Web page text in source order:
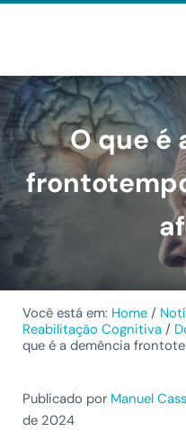
Aplicativo de estimulação
O que é
Você está em: Home /
Reabilitação Cognitiva /
que é a demência
Publicado por Manuel
de 2024